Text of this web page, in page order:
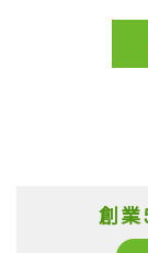
創業